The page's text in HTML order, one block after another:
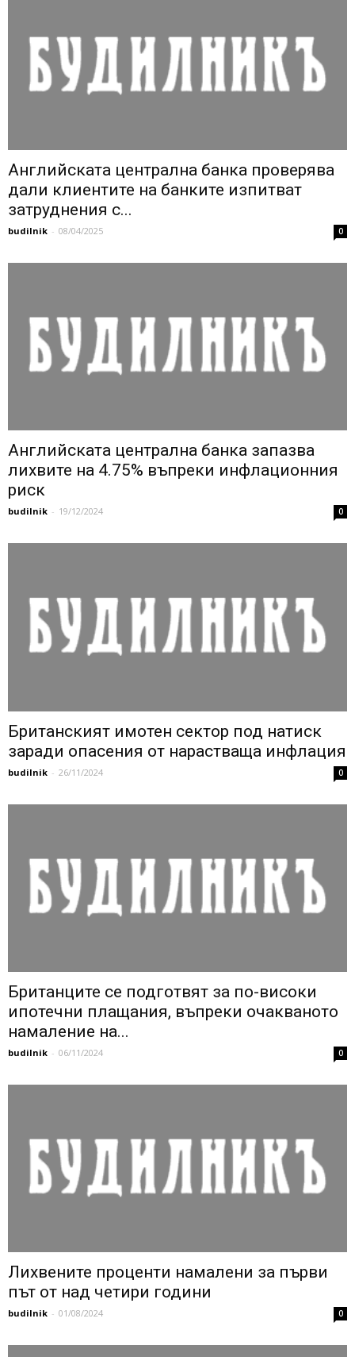
Английската централна банка проверява
дали клиентите на банките изпитват
затруднения с...
budilnik - 08/04/2025 0
Английската централна банка запазва
лихвите на 4.75% въпреки инфлационния
риск
budilnik - 19/12/2024 0
Британският имотен сектор под натиск
заради опасения от нарастваща инфлация
budilnik - 26/11/2024 0
Британците се подготвят за по-високи
ипотечни плащания, въпреки очакваното
намаление на...
budilnik - 06/11/2024 0
Лихвените проценти намалени за първи
път от над четири години
budilnik - 01/08/2024 0